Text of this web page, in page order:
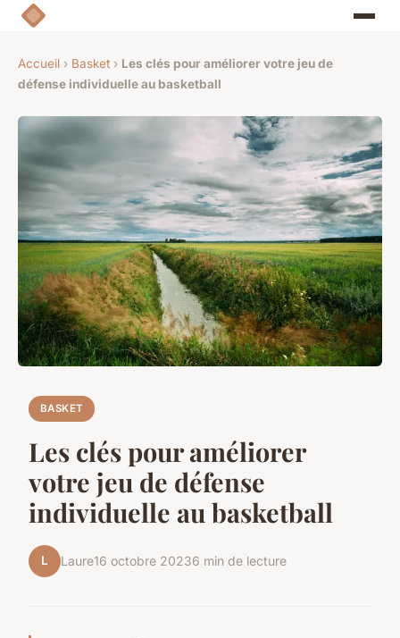
Accueil › Basket › Les clés pour améliorer votre jeu de
défense individuelle au basketball
BASKET
Les clés pour améliorer
votre jeu de défense
individuelle au basketball
L Laure16 octobre 20236 min de lecture